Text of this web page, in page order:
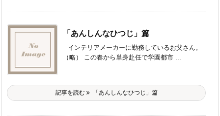
「あんしんなひつじ」篇
インテリアメーカーに勤務しているお父さん。
（略） この春から単身赴任で学園都市 ...
記事を読む 「あんしんなひつじ」篇